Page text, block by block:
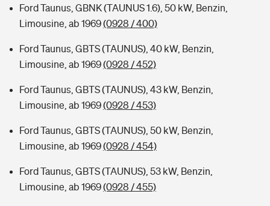
Ford Taunus, GBNK (TAUNUS 1.6), 50 kW, Benzin,
Limousine, ab 1969(0928 / 400)
Ford Taunus, GBTS (TAUNUS), 40 kW, Benzin,
Limousine, ab 1969(0928 / 452)
Ford Taunus, GBTS (TAUNUS), 43 kW, Benzin,
Limousine, ab 1969(0928 / 453)
Ford Taunus, GBTS (TAUNUS), 50 kW, Benzin,
Limousine, ab 1969(0928 / 454)
Ford Taunus, GBTS (TAUNUS), 53 kW, Benzin,
Limousine, ab 1969(0928 / 455)